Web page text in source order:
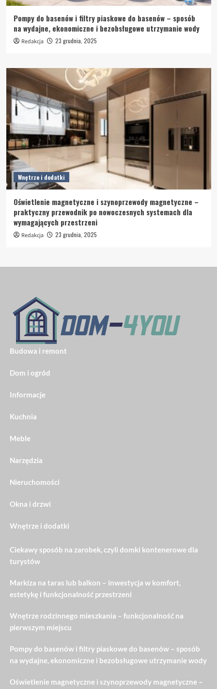
Pompy do basenów i filtry piaskowe do basenów – sposób
na wydajne, ekonomiczne i bezobsługowe utrzymanie wody
Redakcja 23 grudnia, 2025
Wnętrze i dodatki
Oświetlenie magnetyczne i szynoprzewody magnetyczne –
praktyczny przewodnik po nowoczesnych systemach dla
wymagających przestrzeni
Redakcja 23 grudnia, 2025
Budowa i remont
Dom i ogród
Informacje
Kuchnia
Meble
Narzędzia
Nieruchomości
Okna i drzwi
Wnętrze i dodatki
Ciekawy sposób na zarobek, czyli domki kontenerowe dla
turystów
Markiza na taras lub balkon – inwestycja w komfort,
estetykę i funkcjonalność przestrzeni
Wnętrze rodzinnego mieszkania – funkcjonalność na
pierwszym miejscu
Pompy do basenów i filtry piaskowe do basenów – sposób
na wydajne, ekonomiczne i bezobsługowe utrzymanie wody
Oświetlenie magnetyczne i szynoprzewody magnetyczne –